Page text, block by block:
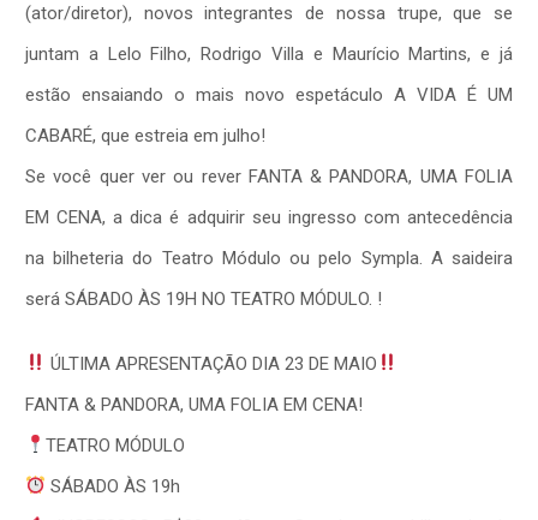
(ator/diretor), novos integrantes de nossa trupe, que se
juntam a Lelo Filho, Rodrigo Villa e Maurício Martins, e já
estão ensaiando o mais novo espetáculo A VIDA É UM
CABARÉ, que estreia em julho!
Se você quer ver ou rever FANTA & PANDORA, UMA FOLIA
EM CENA, a dica é adquirir seu ingresso com antecedência
na bilheteria do Teatro Módulo ou pelo Sympla. A saideira
será SÁBADO ÀS 19H NO TEATRO MÓDULO. !
ÚLTIMA APRESENTAÇÃO DIA 23 DE MAIO
FANTA & PANDORA, UMA FOLIA EM CENA!
TEATRO MÓDULO
SÁBADO ÀS 19h